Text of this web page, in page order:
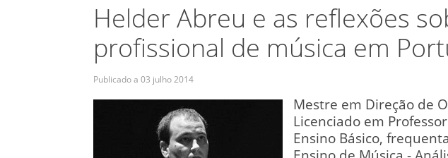
Helder Abreu e as reflexões
profissional de música em
Publicado a 03 julho 2014
Mestre em Direção de
Licenciado em
Ensino Básico,